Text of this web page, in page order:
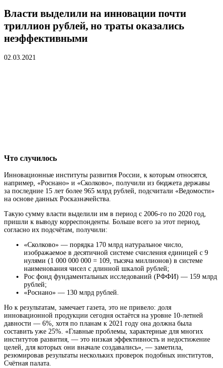
Власти выделили на инновации почти
триллион рублей, но траты оказались
неэффективными
02.03.2021
Что случилось
Инновационные институты развития России, к которым относятся,
например, «Роснано» и «Сколково», получили из бюджета державы
за последние 15 лет более 965 млрд рублей, подсчитали «Ведомости»
на основе данных Росказначейства.
Такую сумму власти выделили им в период с 2006-го по 2020 год,
пришли к выводу корреспонденты. Больше всего за этот период,
согласно их подсчётам, получили:
«Сколково» — порядка 170 млрд натуральное число,
изображаемое в десятичной системе счисления единицей с 9
нулями (1 000 000 000 = 109, тысяча миллионов) в системе
наименования чисел с длинной шкалой рублей;
Рос фонд фундаментальных исследований (РФФИ) — 159 млрд
рублей;
«Роснано» — 130 млрд рублей.
Но к результатам, замечает газета, это не привело: доля
инновационной продукции сегодня остаётся на уровне 10-летней
давности — 6%, хотя по планам к 2021 году она должна была
составить уже 25%. «Главные проблемы, характерные для многих
институтов развития, — это низкая эффективность и недостижение
целей, для которых они вначале создавались», — заметила,
резюмировав результаты нескольких проверок подобных институтов,
Счётная палата.